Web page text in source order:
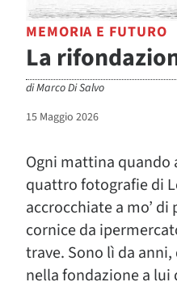
MEMORIA E FUTURO
La
diMarco Di Salvo
15 Maggio 2026
Ogni mattina
quattro fotografie di
accrocchiate a mo’
cornice da
trave. Sono lì da
nella fondazione a lui